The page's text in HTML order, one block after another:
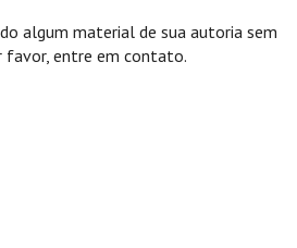
algum material de sua autoria sem
favor, entre em contato.